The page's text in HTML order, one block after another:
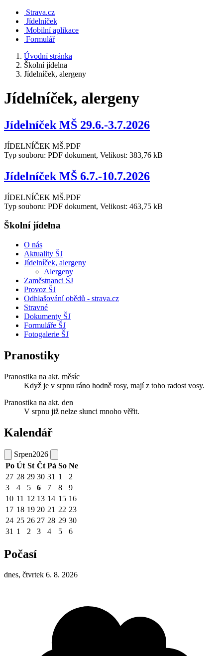
Strava.cz
Jídelníček
Mobilní aplikace
Formulář
Úvodní stránka
Školní jídelna
Jídelníček, alergeny
Jídelníček, alergeny
Jídelníček MŠ 29.6.-3.7.2026
JÍDELNÍČEK MŠ.PDF
Typ souboru: PDF dokument, Velikost: 383,76 kB
Jídelníček MŠ 6.7.-10.7.2026
JÍDELNÍČEK MŠ.PDF
Typ souboru: PDF dokument, Velikost: 463,75 kB
Školní jídelna
O nás
Aktuality ŠJ
Jídelníček, alergeny
Alergeny
Zaměstnanci ŠJ
Provoz ŠJ
Odhlašování obědů - strava.cz
Stravné
Dokumenty ŠJ
Formuláře ŠJ
Fotogalerie ŠJ
Pranostiky
Pranostika na akt. měsíc
Když je v srpnu ráno hodně rosy, mají z toho radost vosy.
Pranostika na akt. den
V srpnu již nelze slunci mnoho věřit.
Kalendář
Srpen2026
Po Út St Čt Pá So Ne
27 28 29 30 31 1
2
3
4 5 6 7 8
9
10 11 12 13 14 15 16
17 18 19 20 21 22 23
24 25 26 27 28 29 30
31 1 2 3 4 5 6
Počasí
dnes, čtvrtek 6. 8. 2026